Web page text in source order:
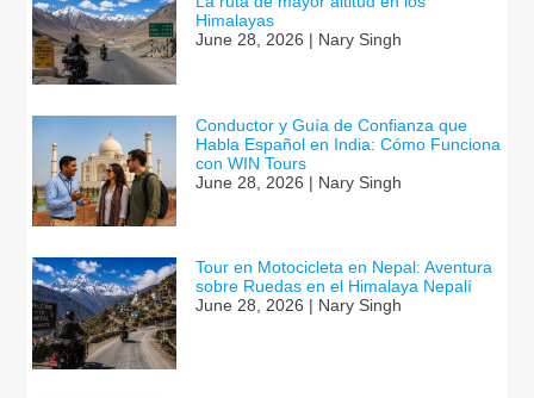
Himalayas
June 28, 2026 | Nary Singh
Conductor y Guía de Confianza que
Habla Español en India: Cómo Funciona
con WIN Tours
June 28, 2026 | Nary Singh
Tour en Motocicleta en Nepal: Aventura
sobre Ruedas en el Himalaya Nepalí
June 28, 2026 | Nary Singh